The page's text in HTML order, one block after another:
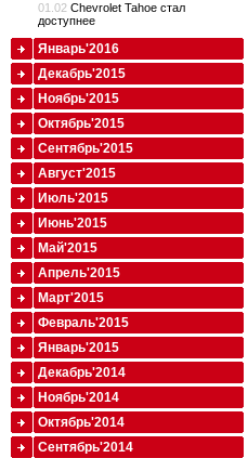
01.02 Chevrolet Tahoe стал
доступнее
Январь'2016
Декабрь'2015
Ноябрь'2015
Октябрь'2015
Сентябрь'2015
Август'2015
Июль'2015
Июнь'2015
Май'2015
Апрель'2015
Март'2015
Февраль'2015
Январь'2015
Декабрь'2014
Ноябрь'2014
Октябрь'2014
Сентябрь'2014